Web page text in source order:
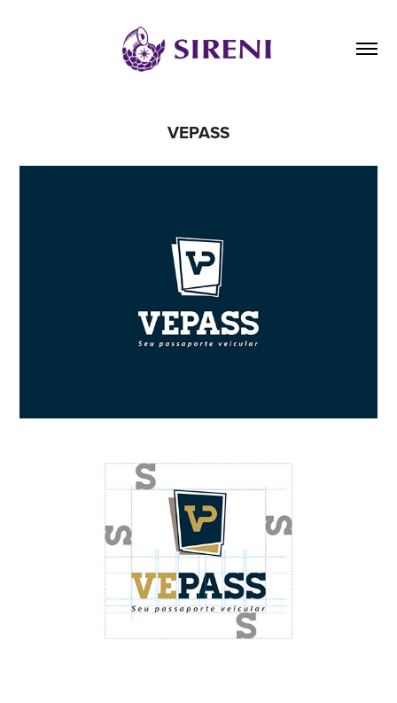
VEPASS